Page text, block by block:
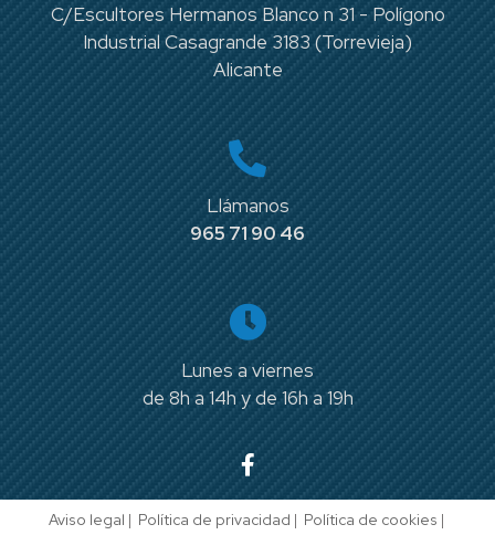
C/Escultores Hermanos Blanco n 31 - Polígono
Industrial Casagrande 3183 (Torrevieja)
Alicante
Llámanos
965 71 90 46
Lunes a viernes
de 8h a 14h y de 16h a 19h
Aviso legal | Política de privacidad | Política de cookies |